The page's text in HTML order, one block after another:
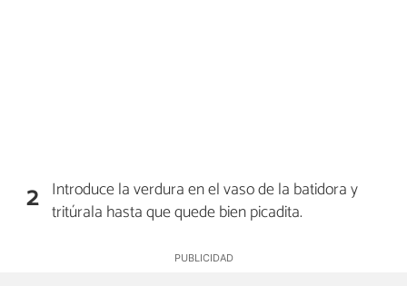
2 Introduce la verdura en el vaso de la batidora y
tritúrala hasta que quede bien picadita.